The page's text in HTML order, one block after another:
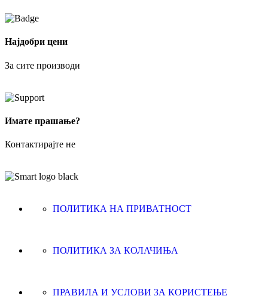
Најдобри цени
За сите производи
Имате прашање?
Контактирајте не
ПОЛИТИКА НА ПРИВАТНОСТ
ПОЛИТИКА ЗА КОЛАЧИЊА
ПРАВИЛА И УСЛОВИ ЗА КОРИСТЕЊЕ